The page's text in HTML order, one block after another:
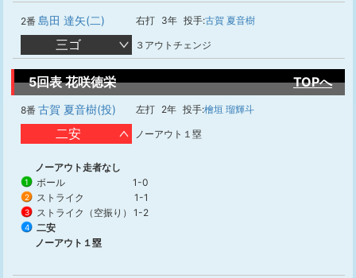
2番 島田 達矢(二) 右打 3年 投手:古賀 夏音樹
三ゴ ３アウトチェンジ
5回表 花咲徳栄 TOPへ
8番 古賀 夏音樹(投) 左打 2年 投手:檜垣 瑠輝斗
二安 ノーアウト１塁
ノーアウト走者なし
1 ボール 1-0
2 ストライク 1-1
3 ストライク（空振り） 1-2
4
二安
ノーアウト１塁